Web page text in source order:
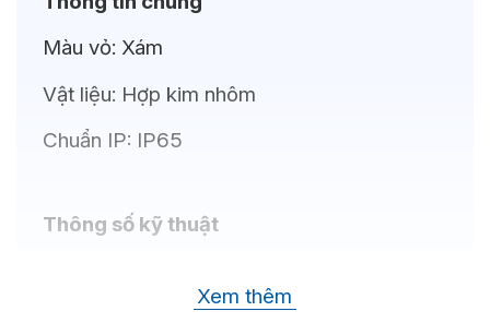
Màu vỏ: Xám
Vật liệu: Hợp kim nhôm
Chuẩn IP: IP65
Thông số kỹ thuật
Đa sắc, Xanh dương, Xanh lá,
Xem thêm